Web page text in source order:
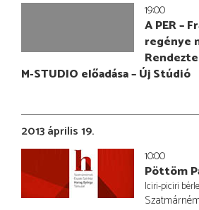
19:00
A PER –
regénye
M-STUDIO előadása – Új Stúdió
2013 április 19.
10:00
Pöttöm
Iciri-piciri